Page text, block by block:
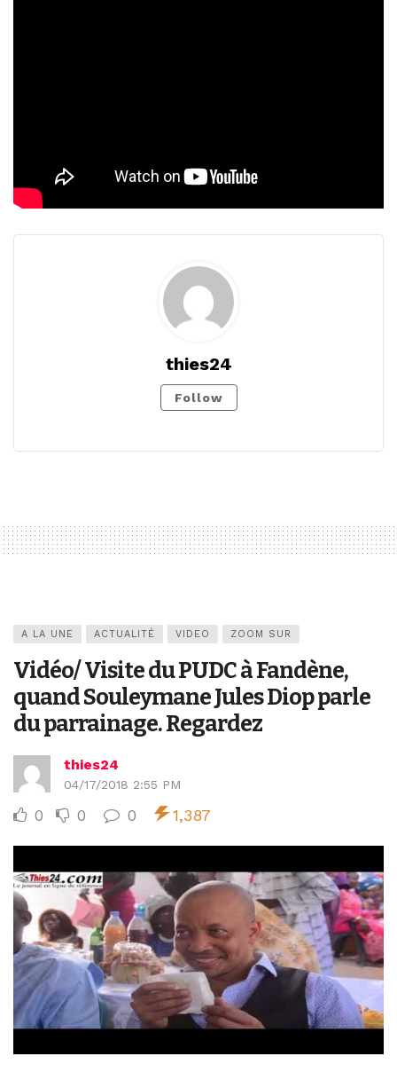
thies24
Follow
A LA UNE ACTUALITÉ VIDEO ZOOM SUR
Vidéo/ Visite du PUDC à Fandène,
quand Souleymane Jules Diop parle
du parrainage. Regardez
thies24
04/17/2018 2:55 PM
0 0 0 1,387